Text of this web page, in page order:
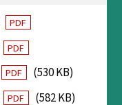
PDF
PDF
PDF
(530 KB)
PDF (582 KB)